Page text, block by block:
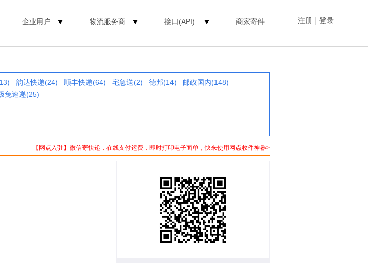
注册 登录
企业用户 物流服务商 接口(API) 商家寄件
韵达快递(24) 顺丰快递(64) 宅急送(2) 德邦(14)
邮政国内(148)
兔速递(25)
【网点入驻】微信寄快递，在线支付运费，即时打印电子面单，快来使用网点收件神器>